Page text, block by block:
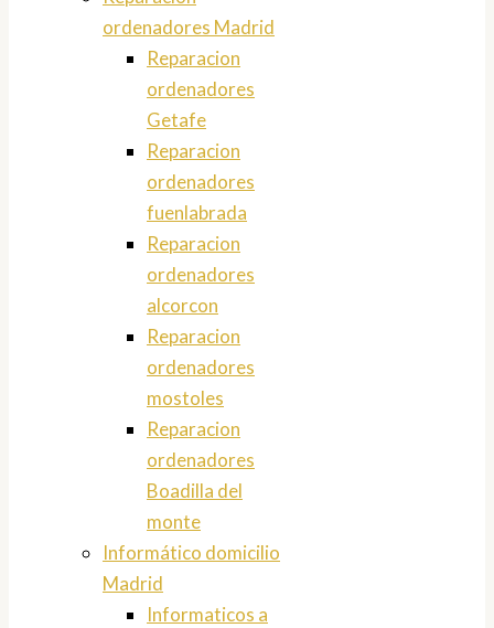
ordenadores Madrid
Reparacion
ordenadores
Getafe
Reparacion
ordenadores
fuenlabrada
Reparacion
ordenadores
alcorcon
Reparacion
ordenadores
mostoles
Reparacion
ordenadores
Boadilla del
monte
Informático domicilio
Madrid
Informaticos a